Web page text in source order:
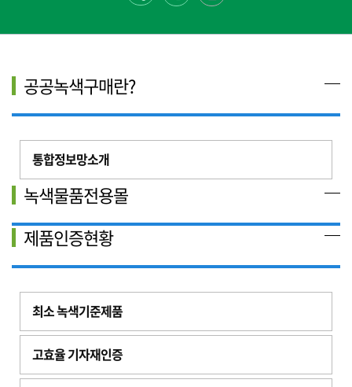
공공녹색구매란?
통합정보망소개
녹색물품전용몰
제품인증현황
최소 녹색기준제품
고효율 기자재인증